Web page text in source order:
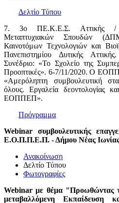
Δελτίο Τύπου
7. 3ο ΠΕ.Κ.Ε.Σ. Αττικής /
Μεταπτυχιακών Σπουδών
Καινοτόμων Τεχνολογιών και
Πανεπιστημίου Δυτικής
Συνέδριο: «Το Σχολείο της
Προοπτικές». 6-7/11/2020. Ο
«Αμερόληπτη συμβουλευτική
όλους. Εργαλεία δεοντολογίας
ΕΟΠΠΕΠ».
Πρόγραμμα
Webinar συμβουλευτικής
Ε.Ο.Π.Π.Ε.Π. - Δήμου Νέας
Ανακοίνωση
Δελτίο Τύπου
Φωτογραφίες
Webinar με θέμα "Προωθώντας
μεταβαλλόμενη